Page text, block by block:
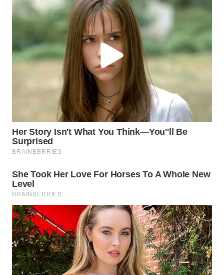
BINJAI
CIREBON
WN
MAJALENGKA
WN
SUBANG
WN
SUKABUMI
WN
PURWAKARTA